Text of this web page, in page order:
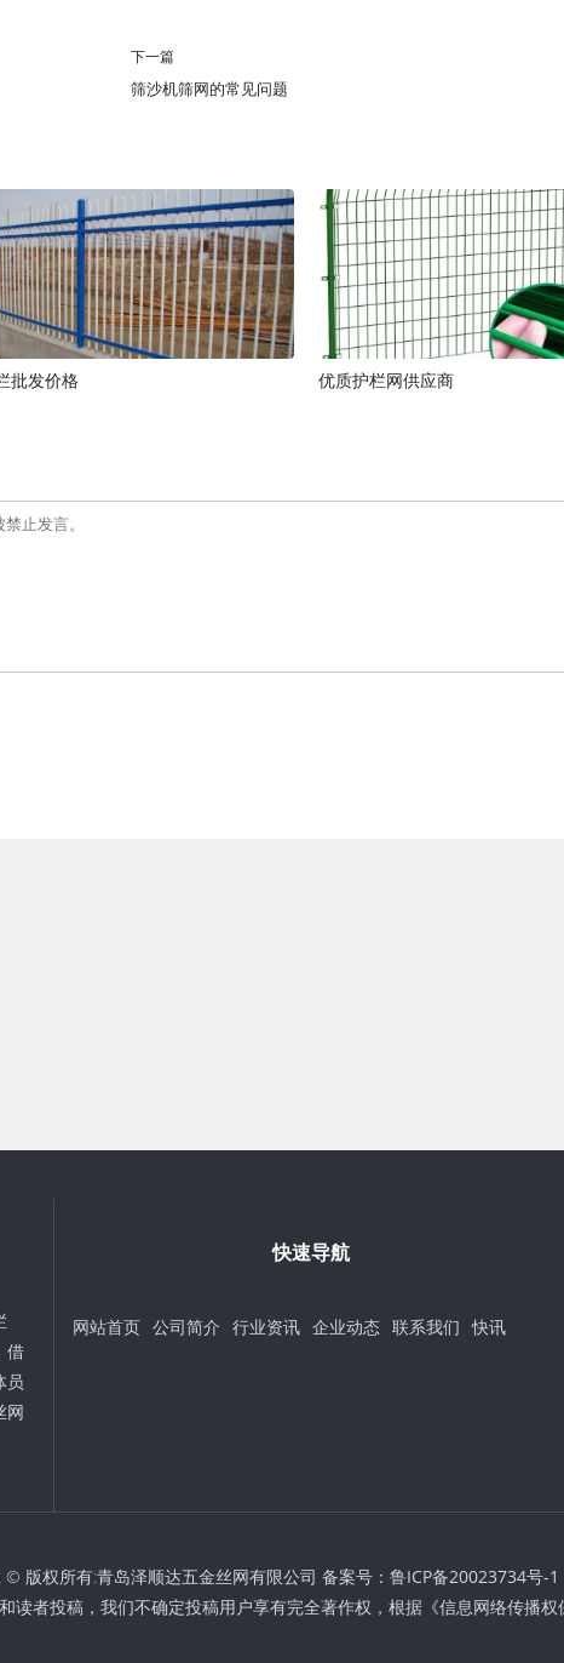
下一篇
筛沙机筛网的常见问题
批发价格 优质护栏网供应商
借
员
网
快速导航
网站首页 公司简介 行业资讯 企业动态 联系我们 快讯
© 版权所有:青岛泽顺达五金丝网有限公司 备案号： 鲁ICP备20023734号-1
者投稿，我们不确定投稿用户享有完全著作权，根据《信息网络传播